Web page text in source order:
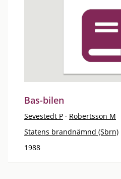
Bas-bilen
Sevestedt P · Robertsson M
Statens brandnämnd (Sbrn)
1988